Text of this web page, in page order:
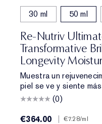
30 ml 50 ml
Re-Nutriv
Transformative
Longevity
Muestra un
piel se ve y siente
(0)
€364.00
| €7.28/ml